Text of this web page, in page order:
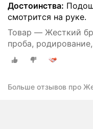
Достоинства:
смотрится на руке.
Товар — Жесткий
проба,
Больше отзывов про